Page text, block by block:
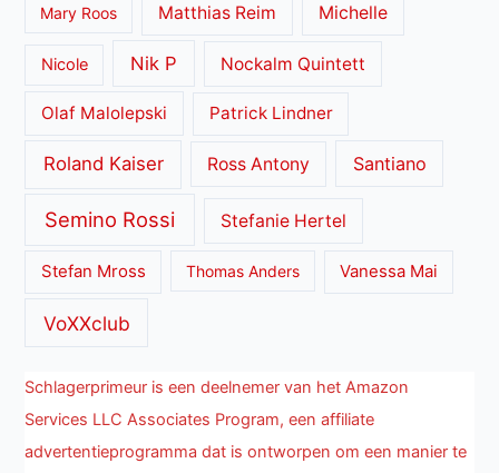
Mary Roos Matthias Reim Michelle
Nicole Nik P Nockalm Quintett
Olaf Malolepski Patrick Lindner
Roland Kaiser Ross Antony Santiano
Semino Rossi Stefanie Hertel
Stefan Mross Thomas Anders Vanessa Mai
VoXXclub
Schlagerprimeur is een deelnemer van het Amazon
Services LLC Associates Program, een affiliate
advertentieprogramma dat is ontworpen om een manier te